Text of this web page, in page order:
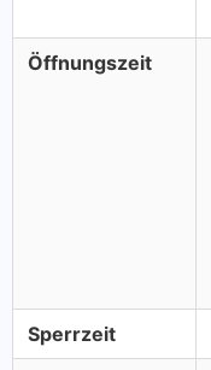
Öffnungszeit
Sperrzeit